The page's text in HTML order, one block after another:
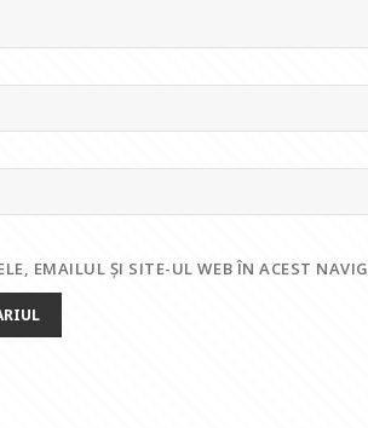
EMAILUL ȘI SITE-UL WEB ÎN ACEST